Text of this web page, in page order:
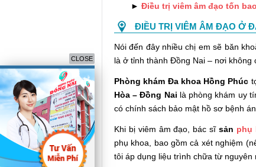
► Điều trị viêm âm đạo tốn
ĐIỀU TRỊ VIÊM ÂM ĐẠO Ở
Nói đến đây nhiều chị em sẽ băn
là ở tỉnh thành Đồng Nai – nơi không
Phòng khám Đa khoa Hồng Phúc
Hòa – Đồng Nai là phòng khám uy
có chính sách bảo mật hồ sơ bệnh
Khi bị viêm âm đạo, bác sĩ sản phụ
phụ khoa, bao gồm cả xét nghiệm
tôi áp dụng liệu trình chữa từ nguyên
CLOSE